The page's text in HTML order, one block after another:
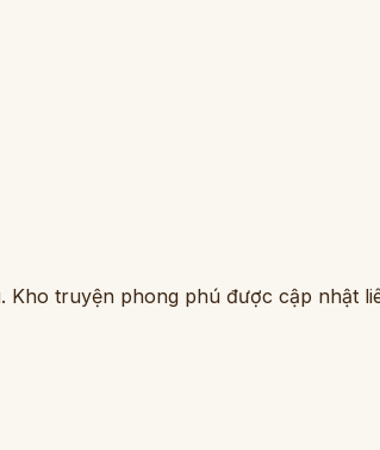
truyện phong phú được cập nhật